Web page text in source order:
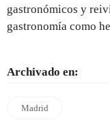
gastronómicos y
gastronomía como
Archivado en:
Madrid